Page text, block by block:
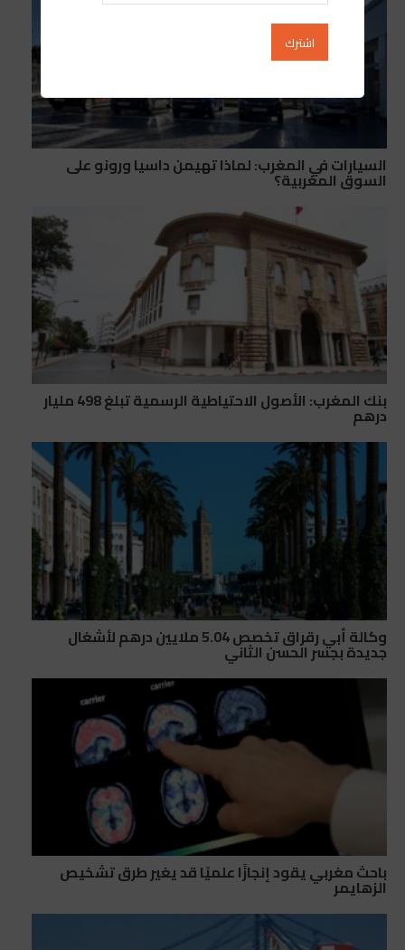
السيارات في المغرب: لماذا تهيمن داسيا ورونو على
السوق المغربية؟
بنك المغرب: الأصول الاحتياطية الرسمية تبلغ 498 مليار
درهم
وكالة أبي رقراق تخصص 5.04 ملايين درهم لأشغال
جديدة بجسر الحسن الثاني
باحث مغربي يقود إنجازًا علميًا قد يغير طرق تشخيص
الزهايمر